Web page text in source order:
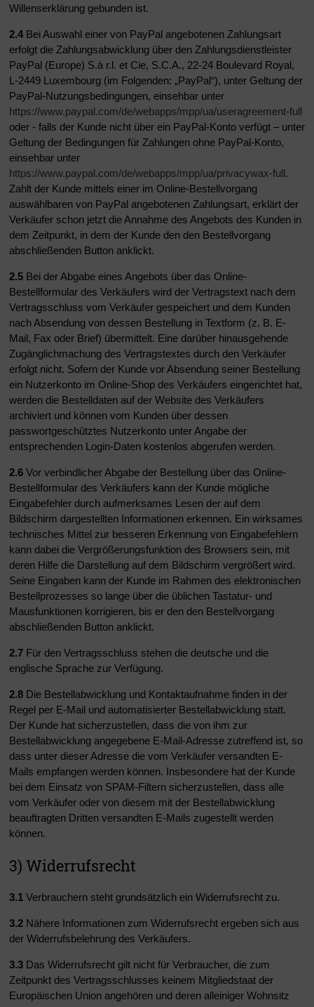
Willenserklärung gebunden ist.
2.4 Bei Auswahl einer von PayPal angebotenen Zahlungsart
erfolgt die Zahlungsabwicklung über den Zahlungsdienstleister
PayPal (Europe) S.à r.l. et Cie, S.C.A., 22-24 Boulevard Royal,
L-2449 Luxembourg (im Folgenden: „PayPal“), unter Geltung der
PayPal-Nutzungsbedingungen, einsehbar unter
https://www.paypal.com/de/webapps/mpp/ua/useragreement-full
oder - falls der Kunde nicht über ein PayPal-Konto verfügt – unter
Geltung der Bedingungen für Zahlungen ohne PayPal-Konto,
einsehbar unter
https://www.paypal.com/de/webapps/mpp/ua/privacywax-full.
Zahlt der Kunde mittels einer im Online-Bestellvorgang
auswählbaren von PayPal angebotenen Zahlungsart, erklärt der
Verkäufer schon jetzt die Annahme des Angebots des Kunden in
dem Zeitpunkt, in dem der Kunde den den Bestellvorgang
abschließenden Button anklickt.
2.5 Bei der Abgabe eines Angebots über das Online-
Bestellformular des Verkäufers wird der Vertragstext nach dem
Vertragsschluss vom Verkäufer gespeichert und dem Kunden
nach Absendung von dessen Bestellung in Textform (z. B. E-
Mail, Fax oder Brief) übermittelt. Eine darüber hinausgehende
Zugänglichmachung des Vertragstextes durch den Verkäufer
erfolgt nicht. Sofern der Kunde vor Absendung seiner Bestellung
ein Nutzerkonto im Online-Shop des Verkäufers eingerichtet hat,
werden die Bestelldaten auf der Website des Verkäufers
archiviert und können vom Kunden über dessen
passwortgeschütztes Nutzerkonto unter Angabe der
entsprechenden Login-Daten kostenlos abgerufen werden.
2.6 Vor verbindlicher Abgabe der Bestellung über das Online-
Bestellformular des Verkäufers kann der Kunde mögliche
Eingabefehler durch aufmerksames Lesen der auf dem
Bildschirm dargestellten Informationen erkennen. Ein wirksames
technisches Mittel zur besseren Erkennung von Eingabefehlern
kann dabei die Vergrößerungsfunktion des Browsers sein, mit
deren Hilfe die Darstellung auf dem Bildschirm vergrößert wird.
Seine Eingaben kann der Kunde im Rahmen des elektronischen
Bestellprozesses so lange über die üblichen Tastatur- und
Mausfunktionen korrigieren, bis er den den Bestellvorgang
abschließenden Button anklickt.
2.7 Für den Vertragsschluss stehen die deutsche und die
englische Sprache zur Verfügung.
2.8 Die Bestellabwicklung und Kontaktaufnahme finden in der
Regel per E-Mail und automatisierter Bestellabwicklung statt.
Der Kunde hat sicherzustellen, dass die von ihm zur
Bestellabwicklung angegebene E-Mail-Adresse zutreffend ist, so
dass unter dieser Adresse die vom Verkäufer versandten E-
Mails empfangen werden können. Insbesondere hat der Kunde
bei dem Einsatz von SPAM-Filtern sicherzustellen, dass alle
vom Verkäufer oder von diesem mit der Bestellabwicklung
beauftragten Dritten versandten E-Mails zugestellt werden
können.
3) Widerrufsrecht
3.1 Verbrauchern steht grundsätzlich ein Widerrufsrecht zu.
3.2 Nähere Informationen zum Widerrufsrecht ergeben sich aus
der Widerrufsbelehrung des Verkäufers.
3.3 Das Widerrufsrecht gilt nicht für Verbraucher, die zum
Zeitpunkt des Vertragsschlusses keinem Mitgliedstaat der
Europäischen Union angehören und deren alleiniger Wohnsitz